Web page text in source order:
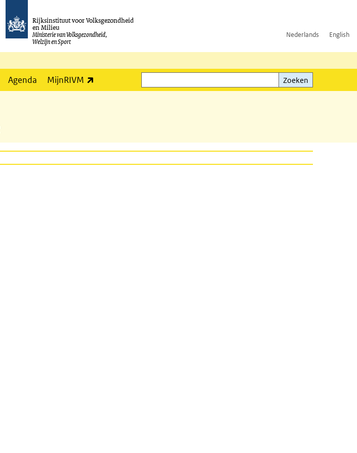
Rijksinstituut voor Volksgezondheid
en Milieu
Ministerie van Volksgezondheid,
Welzijn en Sport
Nederlands English
Agenda MijnRIVM
Zoeken
Zoeken